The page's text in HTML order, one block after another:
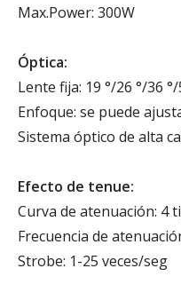
Max.Power: 300W
Óptica:
Lente fija: 19 °/26 °/36
Enfoque: se puede
Sistema óptico de alta
Efecto de tenue:
Curva de atenuación: 4
Frecuencia de
Strobe: 1-25 veces/seg